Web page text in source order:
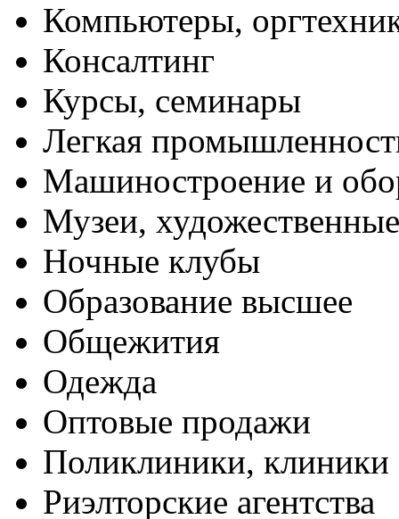
Компьютеры,
Консалтинг
Курсы, семинары
Легкая
Машиностроение и
Музеи,
Ночные клубы
Образование высшее
Общежития
Одежда
Оптовые продажи
Поликлиники, клиники
Риэлторские агентства